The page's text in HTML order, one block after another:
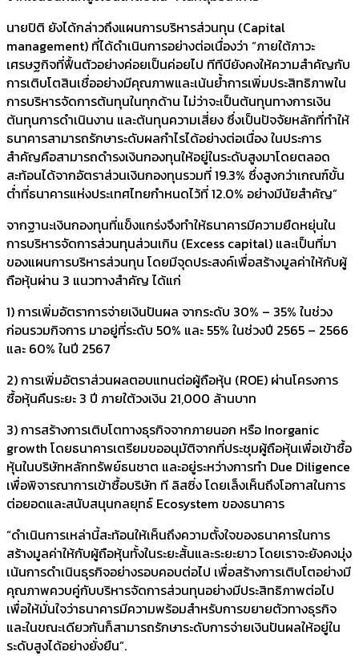
นายปิติ ยังได้กล่าวถึงแผนการบริหารส่วนทุน (Capital
management) ที่ได้ดำเนินการอย่างต่อเนื่องว่า “ภายใต้ภาวะ
เศรษฐกิจที่ฟื้นตัวอย่างค่อยเป็นค่อยไป ทีทีบียังคงให้ความสำคัญกับ
การเติบโตสินเชื่ออย่างมีคุณภาพและเน้นย้ำการเพิ่มประสิทธิภาพใน
การบริหารจัดการต้นทุนในทุกด้าน ไม่ว่าจะเป็นต้นทุนทางการเงิน
ต้นทุนการดำเนินงาน และต้นทุนความเสี่ยง ซึ่งเป็นปัจจัยหลักที่ทำให้
ธนาคารสามารถรักษาระดับผลกำไรได้อย่างต่อเนื่อง ในประการ
สำคัญคือสามารถดำรงเงินกองทุนให้อยู่ในระดับสูงมาโดยตลอด
สะท้อนได้จากอัตราส่วนเงินกองทุนรวมที่ 19.3% ซึ่งสูงกว่าเกณฑ์ขั้น
ต่ำที่ธนาคารแห่งประเทศไทยกำหนดไว้ที่ 12.0% อย่างมีนัยสำคัญ”
จากฐานะเงินกองทุนที่แข็งแกร่งจึงทำให้ธนาคารมีความยืดหยุ่นใน
การบริหารจัดการส่วนทุนส่วนเกิน (Excess capital) และเป็นที่มา
ของแผนการบริหารส่วนทุน โดยมีจุดประสงค์เพื่อสร้างมูลค่าให้กับผู้
ถือหุ้นผ่าน 3 แนวทางสำคัญ ได้แก่
1) การเพิ่มอัตราการจ่ายเงินปันผล จากระดับ 30% – 35% ในช่วง
ก่อนรวมกิจการ มาอยู่ที่ระดับ 50% และ 55% ในช่วงปี 2565 – 2566
และ 60% ในปี 2567
2) การเพิ่มอัตราส่วนผลตอบแทนต่อผู้ถือหุ้น (ROE) ผ่านโครงการ
ซื้อหุ้นคืนระยะ 3 ปี ภายใต้วงเงิน 21,000 ล้านบาท
3) การสร้างการเติบโตทางธุรกิจจากภายนอก หรือ Inorganic
growth โดยธนาคารเตรียมขออนุมัติจากที่ประชุมผู้ถือหุ้นเพื่อเข้าซื้อ
หุ้นในบริษัทหลักทรัพย์ธนชาต และอยู่ระหว่างการทำ Due Diligence
เพื่อพิจารณาการเข้าซื้อบริษัท ที ลิสซิ่ง โดยเล็งเห็นถึงโอกาสในการ
ต่อยอดและสนับสนุนกลยุทธ์ Ecosystem ของธนาคาร
“ดำเนินการเหล่านี้สะท้อนให้เห็นถึงความตั้งใจของธนาคารในการ
สร้างมูลค่าให้กับผู้ถือหุ้นทั้งในระยะสั้นและระยะยาว โดยเราจะยังคงมุ่ง
เน้นการดำเนินธุรกิจอย่างรอบคอบต่อไป เพื่อสร้างการเติบโตอย่างมี
คุณภาพควบคู่กับบริหารจัดการส่วนทุนอย่างมีประสิทธิภาพต่อไป
เพื่อให้มั่นใจว่าธนาคารมีความพร้อมสำหรับการขยายตัวทางธุรกิจ
และในขณะเดียวกันก็สามารถรักษาระดับการจ่ายเงินปันผลให้อยู่ใน
ระดับสูงได้อย่างยั่งยืน”.